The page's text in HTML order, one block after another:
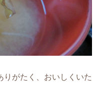
りがたく、おいしくいた